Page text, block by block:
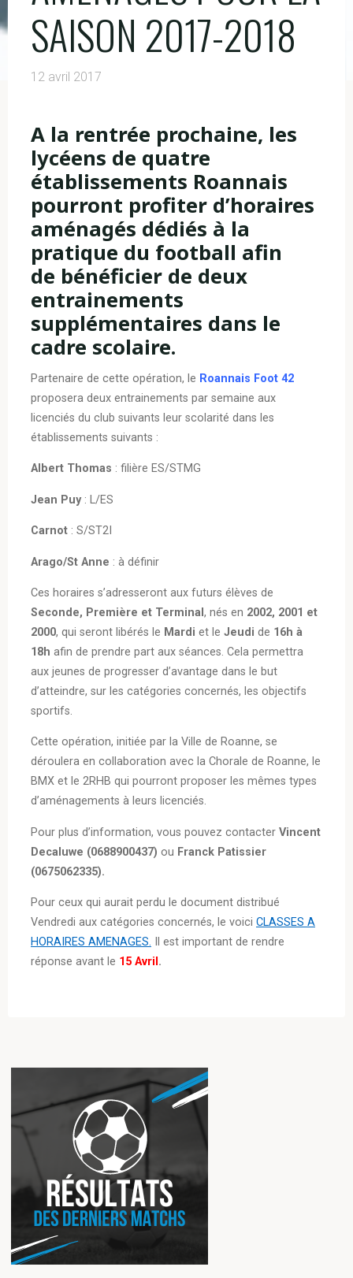
SAISON 2017-2018
12 avril 2017
A la rentrée prochaine, les
lycéens de quatre
établissements Roannais
pourront profiter d’horaires
aménagés dédiés à la
pratique du football afin
de bénéficier de deux
entrainements
supplémentaires dans le
cadre scolaire.
Partenaire de cette opération, le Roannais Foot 42
proposera deux entrainements par semaine aux
licenciés du club suivants leur scolarité dans les
établissements suivants :
Albert Thomas : filière ES/STMG
Jean Puy: L/ES
Carnot: S/ST2I
Arago/St Anne : à définir
Ces horaires s’adresseront aux futurs élèves de
Seconde, Première et Terminal , nés en 2002, 2001 et
2000, qui seront libérés le Mardi et le Jeudi de 16h à
18h afin de prendre part aux séances. Cela permettra
aux jeunes de progresser d’avantage dans le but
d’atteindre, sur les catégories concernés, les objectifs
sportifs.
Cette opération, initiée par la Ville de Roanne, se
déroulera en collaboration avec la Chorale de Roanne, le
BMX et le 2RHB qui pourront proposer les mêmes types
d’aménagements à leurs licenciés.
Pour plus d’information, vous pouvez contacter Vincent
Decaluwe (0688900437) ou Franck Patissier
(0675062335).
Pour ceux qui aurait perdu le document distribué
Vendredi aux catégories concernés, le voici CLASSES A
HORAIRES AMENAGES. Il est important de rendre
réponse avant le 15 Avril .